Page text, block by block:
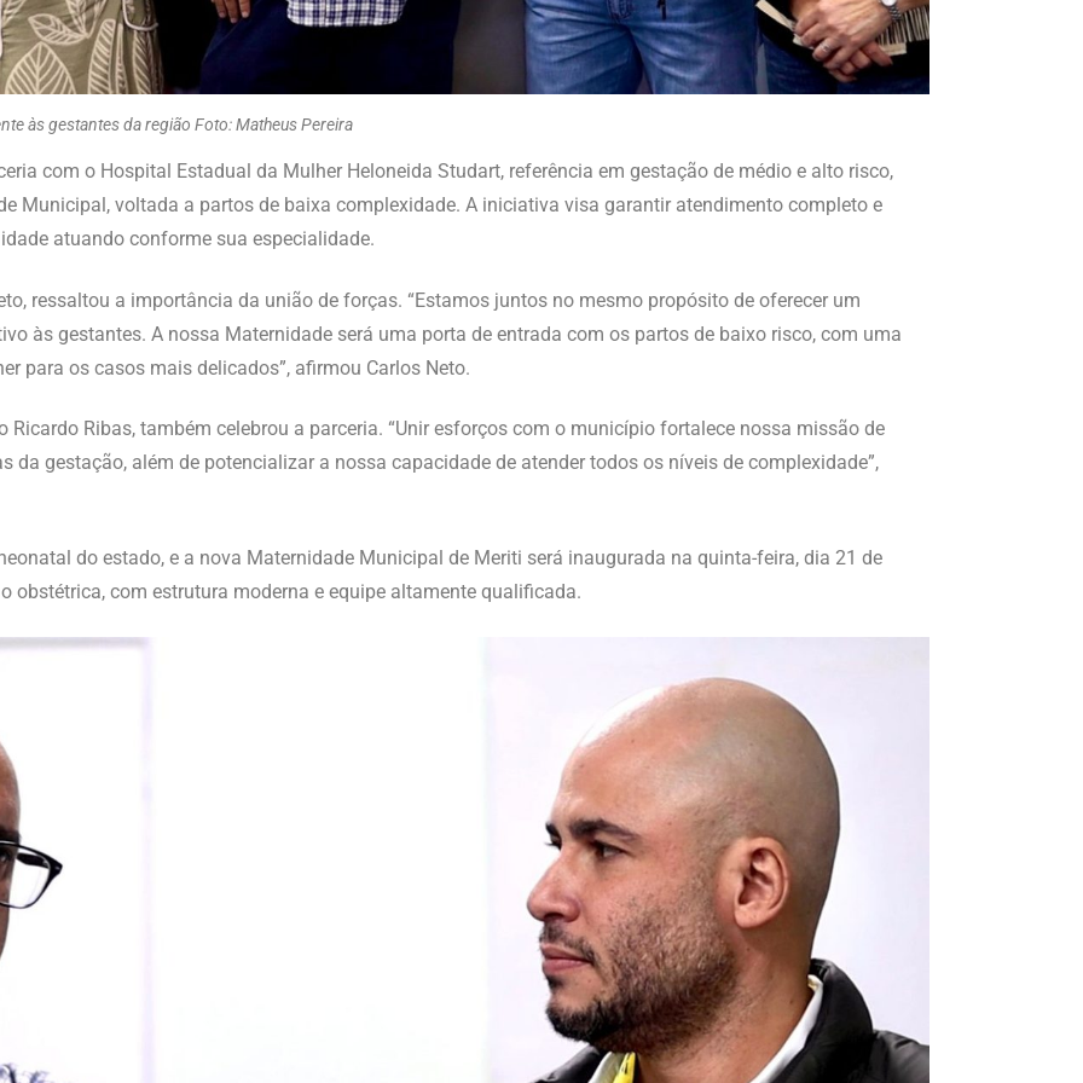
às gestantes da região Foto: Matheus Pereira
com o Hospital Estadual da Mulher Heloneida Studart, referência em gestação de médio e alto risco,
Municipal, voltada a partos de baixa complexidade. A iniciativa visa garantir atendimento completo e
atuando conforme sua especialidade.
ressaltou a importância da união de forças. “Estamos juntos no mesmo propósito de oferecer um
às gestantes. A nossa Maternidade será uma porta de entrada com os partos de baixo risco, com uma
para os casos mais delicados”, afirmou Carlos Neto.
Ricardo Ribas, também celebrou a parceria. “Unir esforços com o município fortalece nossa missão de
da gestação, além de potencializar a nossa capacidade de atender todos os níveis de complexidade”,
do estado, e a nova Maternidade Municipal de Meriti será inaugurada na quinta-feira, dia 21 de
obstétrica, com estrutura moderna e equipe altamente qualificada.